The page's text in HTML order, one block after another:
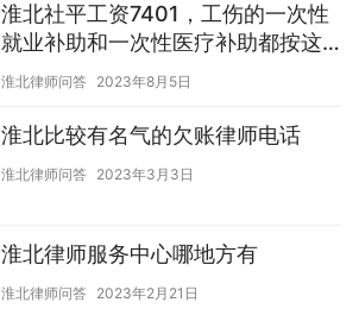
淮北社平工资7401，工伤的一次性
就业补助和一次性医疗补助都按这
个算吗
淮北律师问答 2023年8月5日
淮北比较有名气的欠账律师电话
淮北律师问答 2023年3月3日
淮北律师服务中心哪地方有
淮北律师问答 2023年2月21日